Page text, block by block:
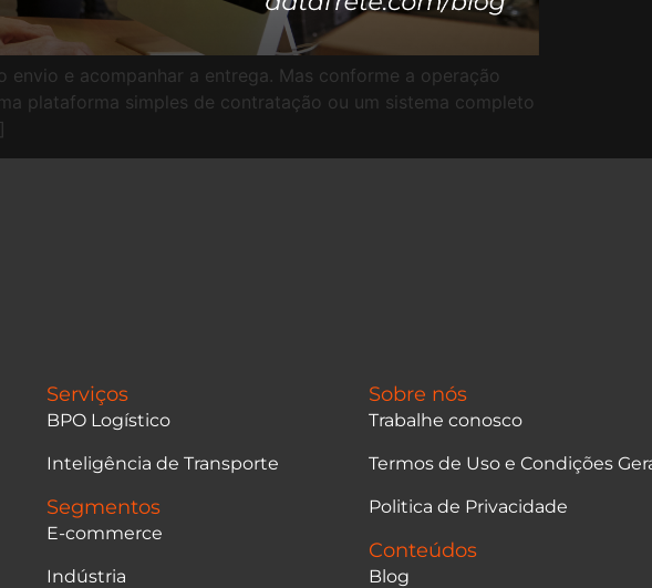
e acompanhar a entrega. Mas conforme a operação
plataforma simples de contratação ou um sistema completo
Serviços
Segmentos
BPO Logístico
Inteligência de Transporte
E-commerce
Indústria
Sobre nós
Trabalhe conosco
Termos de Uso e Condições
Politica de Privacidade
Conteúdos
Blog